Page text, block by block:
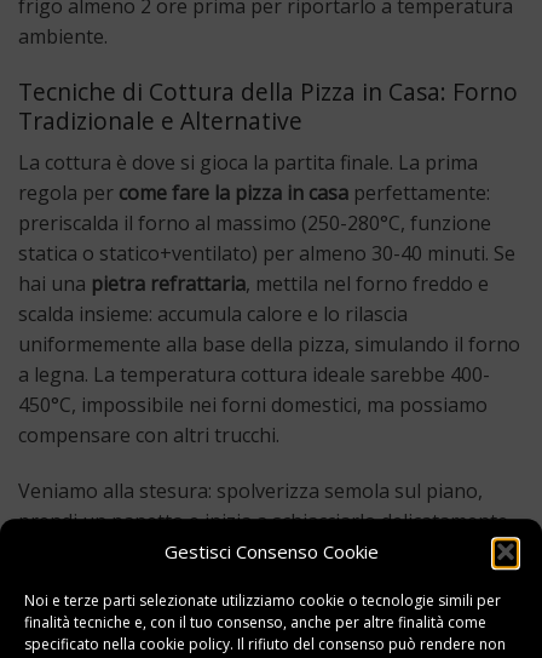
Gestisci Consenso Cookie
Noi e terze parti selezionate utilizziamo cookie o tecnologie simili per
finalità tecniche e, con il tuo consenso, anche per altre finalità come
specificato nella cookie policy. Il rifiuto del consenso può rendere non
frigo almeno 2 ore prima per riportarlo a temperatura
ambiente.
Tecniche di Cottura della Pizza in Casa: Forno
Tradizionale e Alternative
La cottura è dove si gioca la partita finale. La prima
regola per come fare la pizza in casa perfettamente:
preriscalda il forno al massimo (250-280°C, funzione
statica o statico+ventilato) per almeno 30-40 minuti. Se
hai una pietra refrattaria, mettila nel forno freddo e
scalda insieme: accumula calore e lo rilascia
uniformemente alla base della pizza, simulando il forno
a legna. La temperatura cottura ideale sarebbe 400-
450°C, impossibile nei forni domestici, ma possiamo
compensare con altri trucchi.
Veniamo alla stesura: spolverizza semola sul piano,
prendi un panetto e inizia a schiacciarlo delicatamente
dal centro verso l’esterno con i polpastrelli, lasciando il
sulla pizza napoletana: schiaccia le bolle d’aria che
creano l’alveolatura. Meglio allargare con le mani,